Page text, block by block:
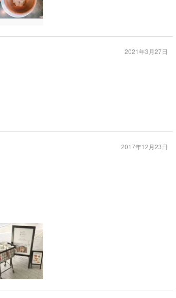
2021年3月27日
2017年12月23日